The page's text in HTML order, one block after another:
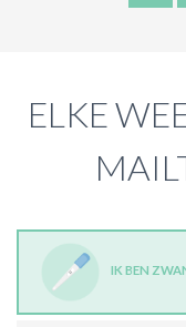
ELKE
IK BEN